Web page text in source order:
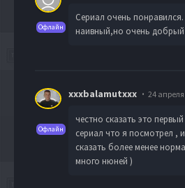
Офлайн
Сериал очень
наивный,но очень добрый
Офлайн
xxxbalamutxxx 24
честно сказать это
сериал что я посмотрел ,
сказать более менее
много нюней )